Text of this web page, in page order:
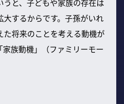
大するからです。子孫がいれ
た将来のことを考える動機が
族動機」（ファミリーモー